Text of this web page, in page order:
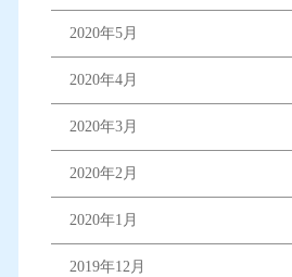
2020年5月
2020年4月
2020年3月
2020年2月
2020年1月
2019年12月